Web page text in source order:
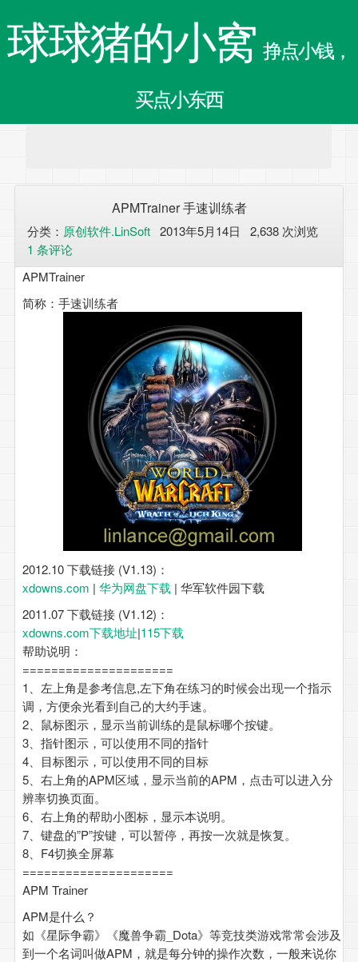
球球猪的小窝 挣点小钱，
买点小东西
APMTrainer 手速训练者
分类： 原创软件.LinSoft2013年5月14日 2,638 次浏览
1 条评论
APMTrainer
简称：手速训练者
2012.10 下载链接 (V1.13)：
xdowns.com |华为网盘下载 | 华军软件园下载
2011.07 下载链接 (V1.12)：
xdowns.com下载地址|115下载
帮助说明：
=====================
1、左上角是参考信息,左下角在练习的时候会出现一个指示
调，方便余光看到自己的大约手速。
2、鼠标图示，显示当前训练的是鼠标哪个按键。
3、指针图示，可以使用不同的指针
4、目标图示，可以使用不同的目标
5、右上角的APM区域，显示当前的APM，点击可以进入分
辨率切换页面。
6、右上角的帮助小图标，显示本说明。
7、键盘的”P”按键，可以暂停，再按一次就是恢复。
8、F4切换全屏幕
=====================
APM Trainer
APM是什么？
如《星际争霸》《魔兽争霸_Dota》等竞技类游戏常常会涉及
到一个名词叫做APM，就是每分钟的操作次数，一般来说你